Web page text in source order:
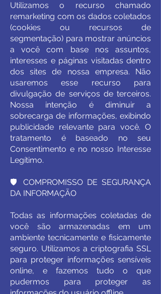
Utilizamos o recurso chamado
remarketing com os dados coletados
(cookies ou recursos de
segmentação) para mostrar anúncios
a você com base nos assuntos,
interesses e páginas visitadas dentro
dos sites de nossa empresa. Não
usaremos esse recurso para
divulgação de serviços de terceiros.
Nossa intenção é diminuir a
sobrecarga de informações, exibindo
publicidade relevante para você. O
tratamento é baseado no seu
Consentimento e no nosso Interesse
Legítimo.
🛡️ COMPROMISSO DE SEGURANÇA
DA INFORMAÇÃO
Todas as informações coletadas de
você são armazenadas em um
ambiente tecnicamente e fisicamente
seguro. Utilizamos a criptografia SSL
para proteger informações sensíveis
online, e fazemos tudo o que
pudermos para proteger as